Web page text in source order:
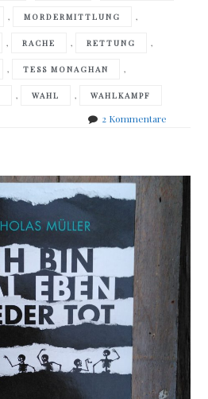
, MORDERMITTLUNG ,
, RACHE , RETTUNG ,
, TESS MONAGHAN ,
, WAHL , WAHLKAMPF
2 Kommentarezu
The
Sugar
House